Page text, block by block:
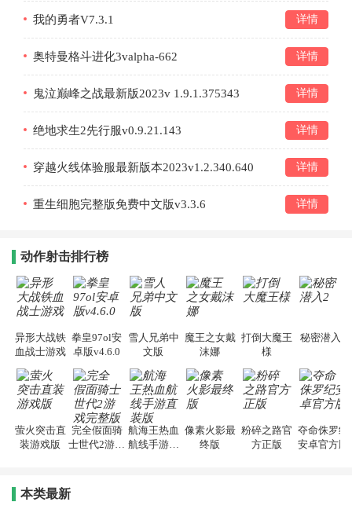
我的勇者V7.3.1 详情
奥特曼格斗进化3valpha-662 详情
鬼泣巅峰之战最新版2023v 1.9.1.375343 详情
绝地求生2先行服v0.9.21.143 详情
穿越火线体验服最新版本2023v1.2.340.640 详情
重生细胞完整版免费中文版v3.3.6 详情
动作射击排行榜
异形大战铁
血战士游戏
拳皇97ol安
卓版v4.6.0
雪人兄弟中
文版
魔王之女戴
沫娜
打倒大魔王
様
秘密潜入2
萤火突击直
装游戏版
完全假面骑
士世代2游戏
航海王热血
航线手游直
像素火影最
终版
粉碎之路官
方正版
夺命侏罗纪
安卓官方版
本类最新